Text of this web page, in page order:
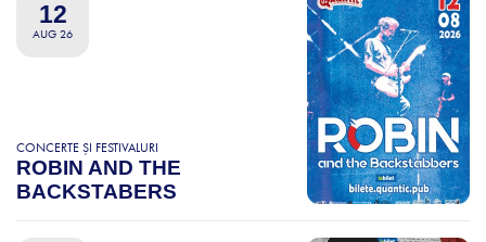
12
AUG 26
CONCERTE ȘI FESTIVALURI
ROBIN AND THE
BACKSTABERS